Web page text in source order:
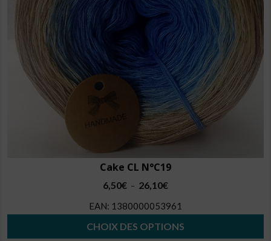
choisies
page
Cake CL N°C19
6,50€ – 26,10€
prix :
6,50€
à
EAN: 1380000053961
CHOIX DES OPTIONS